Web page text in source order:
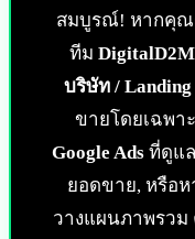
สมบูรณ์! หากคุณ
ทีม DigitalD2M
บริษัท / Landing
ขายโดยเฉพา
Google Ads ที่ดูแ
ยอดขาย, หรือห
วางแผนภาพรวม